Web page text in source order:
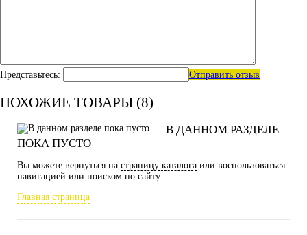
Представьтесь: Отправить отзыв
ПОХОЖИЕ ТОВАРЫ (8)
В ДАННОМ РАЗДЕЛЕ
ПОКА ПУСТО
Вы можете вернуться на страницу каталога или воспользоваться
навигацией или поиском по сайту.
Главная страница